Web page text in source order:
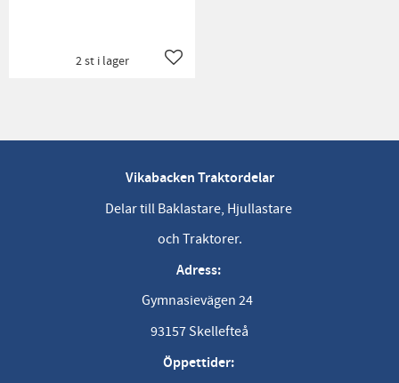
Lägg till i favoriter
2 st i lager
Vikabacken Traktordelar
Delar till Baklastare, Hjullastare
och Traktorer.
Adress:
Gymnasievägen 24
93157 Skellefteå
Öppettider: